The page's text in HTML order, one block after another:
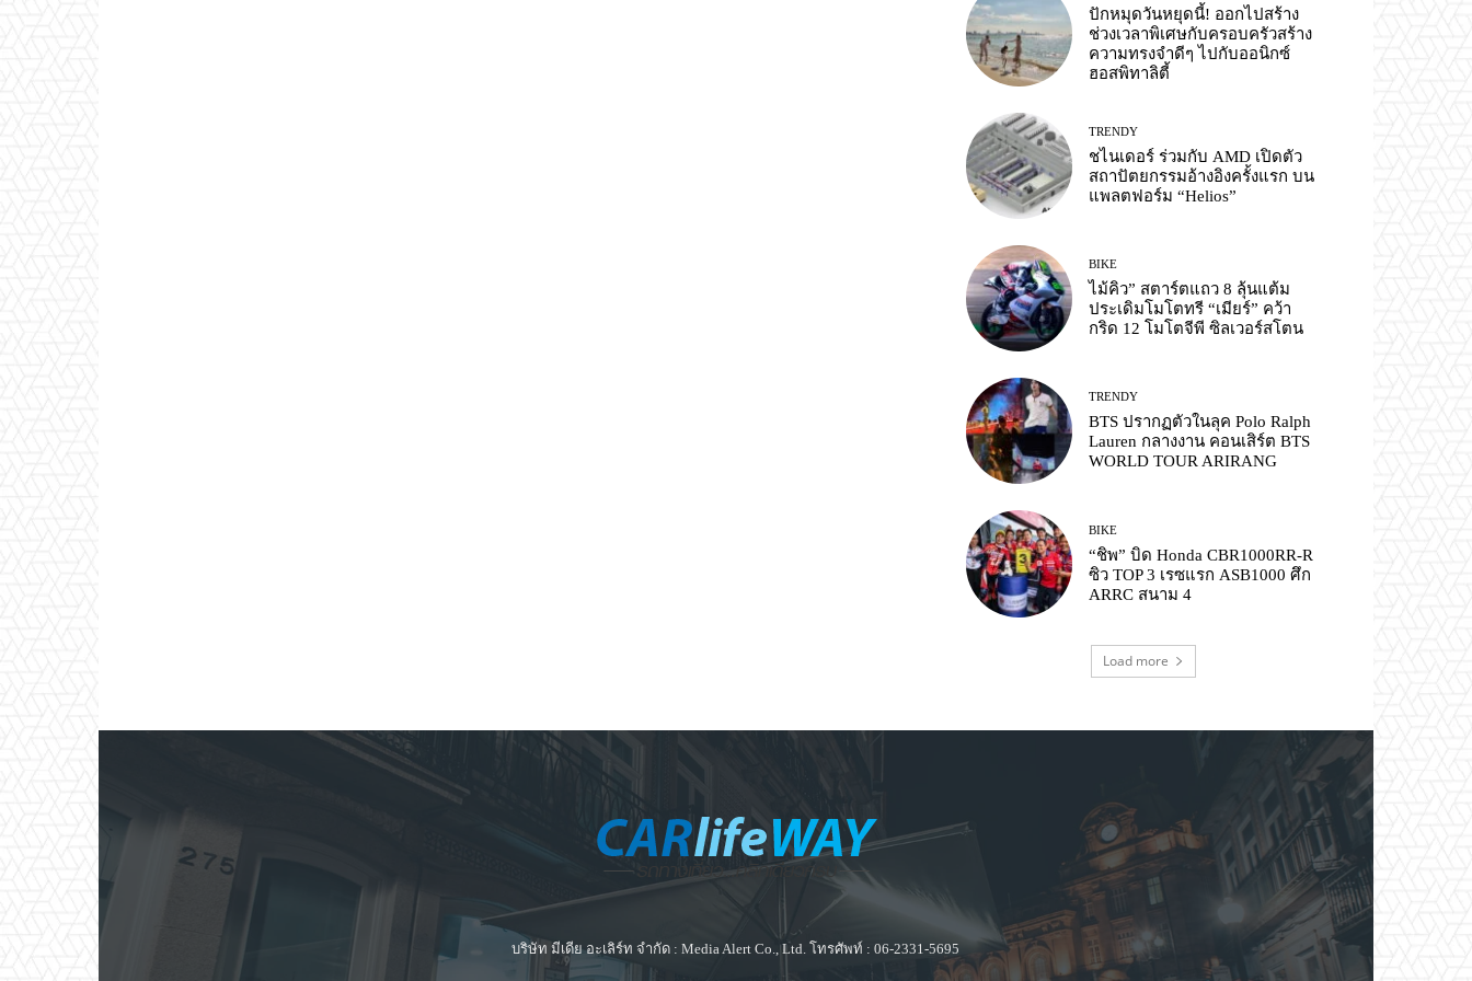
ปักหมุดวันหยุดนี้! ออกไปสร้าง
ช่วงเวลาพิเศษกับครอบครัวสร้าง
ความทรงจำดีๆ ไปกับออนิกซ์
ฮอสพิทาลิตี้
TRENDY
ชไนเดอร์ ร่วมกับ AMD เปิดตัว
สถาปัตยกรรมอ้างอิงครั้งแรก บน
แพลตฟอร์ม “Helios”
BIKE
ไม้คิว” สตาร์ตแถว 8 ลุ้นแต้ม
ประเดิมโมโตทรี “เมียร์” คว้า
กริด 12 โมโตจีพี ซิลเวอร์สโตน
TRENDY
BTS ปรากฏตัวในลุค Polo Ralph
Lauren กลางงาน คอนเสิร์ต BTS
WORLD TOUR ARIRANG
BIKE
“ชิพ” บิด Honda CBR1000RR-R
ซิว TOP 3 เรซแรก ASB1000 ศึก
ARRC สนาม 4
Load more
บริษัท มีเดีย อะเลิร์ท จำกัด : Media Alert Co., Ltd. โทรศัพท์ : 06-2331-5695